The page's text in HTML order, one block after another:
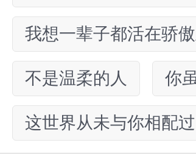
我想一辈子都活在骄
不是温柔的人 你
这世界从未与你相配过